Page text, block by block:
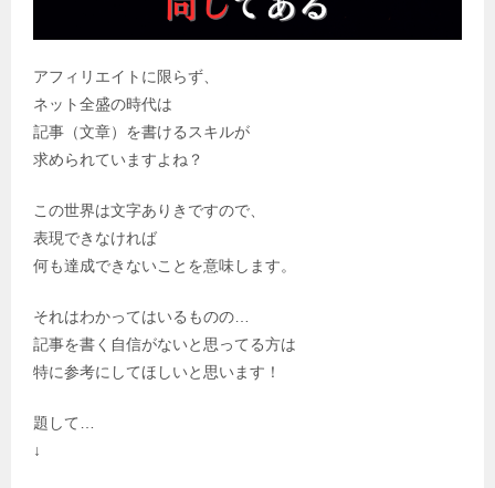
アフィリエイトに限らず、
ネット全盛の時代は
記事（文章）を書けるスキルが
求められていますよね？
この世界は文字ありきですので、
表現できなければ
何も達成できないことを意味します。
それはわかってはいるものの…
記事を書く自信がないと思ってる方は
特に参考にしてほしいと思います！
題して…
↓